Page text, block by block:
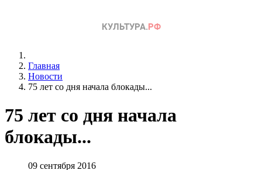
Главная
Новости
75 лет со дня начала блокады...
75 лет со дня начала
блокады...
09 сентября 2016